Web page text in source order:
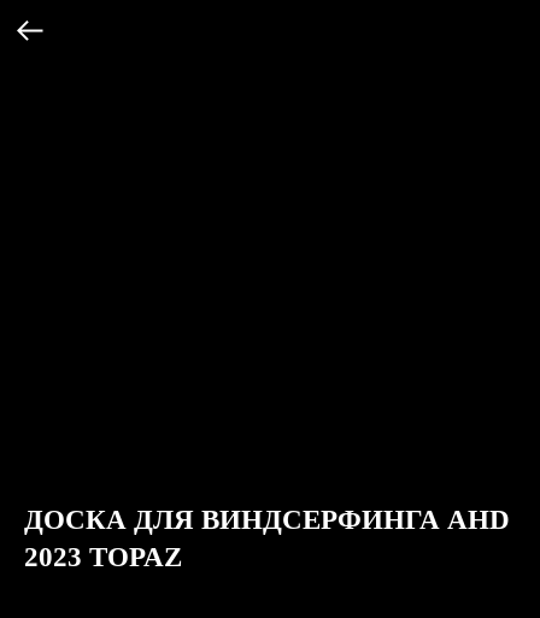
ДОСКА ДЛЯ ВИНДСЕРФИНГА AHD
2023 TOPAZ